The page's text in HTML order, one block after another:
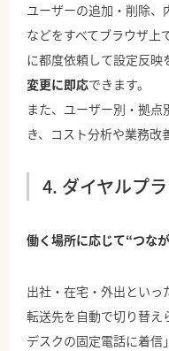
ユーザーの追加・削除
などをすべてブラウザ上
に都度依頼して設定反映
変更に即応できます。
また、ユーザー別・拠
き、コスト分析や業務改
4. ダイヤルプ
働く場所に応じて“つな
出社・在宅・外出といっ
転送先を自動で切り替え
デスクの固定電話に着